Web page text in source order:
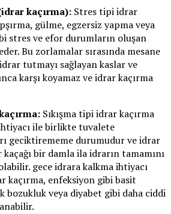
kaçırma): Stres tipi idrar
gülme, egzersiz yapma veya
stres ve efor durumların oluşan
Bu zorlamalar sırasında mesane
tutmayı sağlayan kaslar ve
karşı koyamaz ve idrar kaçırma
Sıkışma tipi idrar kaçırma
ile birlikte tuvalete
geciktirememe durumudur ve idrar
bir damla ila idrarın tamamını
gece idrara kalkma ihtiyacı
kaçırma, enfeksiyon gibi basit
veya diyabet gibi daha ciddi